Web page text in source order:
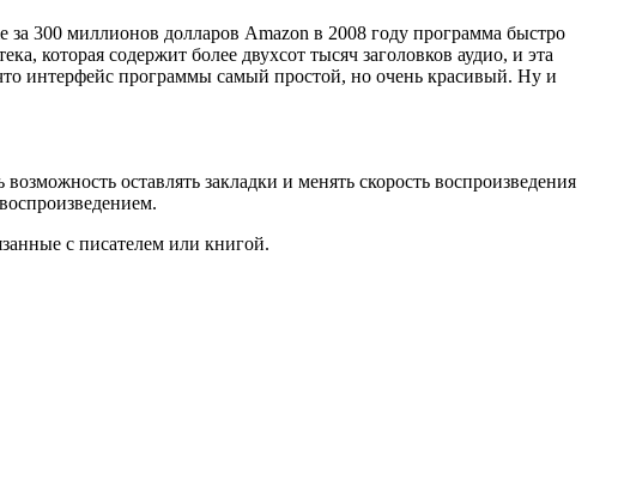
300 миллионов долларов Amazon в 2008 году программа быстро
которая содержит более двухсот тысяч заголовков аудио, и эта
интерфейс программы самый простой, но очень красивый. Ну и
оставлять закладки и менять скорость воспроизведения
с писателем или книгой.